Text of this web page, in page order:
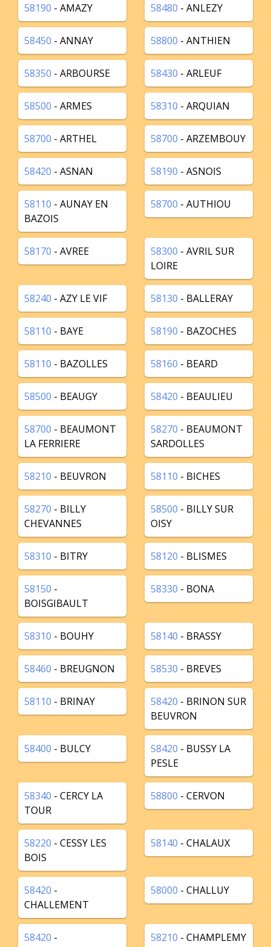
58190 - AMAZY 58480 - ANLEZY
58450 - ANNAY 58800 - ANTHIEN
58350 - ARBOURSE 58430 - ARLEUF
58500 - ARMES 58310 - ARQUIAN
58700 - ARTHEL 58700 - ARZEMBOUY
58420 - ASNAN 58190 - ASNOIS
58110 - AUNAY EN
BAZOIS
58700 - AUTHIOU
58170 - AVREE 58300 - AVRIL SUR
LOIRE
58240 - AZY LE VIF 58130 - BALLERAY
58110 - BAYE 58190 - BAZOCHES
58110 - BAZOLLES 58160 - BEARD
58500 - BEAUGY 58420 - BEAULIEU
58700 - BEAUMONT
LA FERRIERE
58270 - BEAUMONT
SARDOLLES
58210 - BEUVRON 58110 - BICHES
58270 - BILLY
CHEVANNES
58500 - BILLY SUR
OISY
58310 - BITRY 58120 - BLISMES
58150 -
BOISGIBAULT
58330 - BONA
58310 - BOUHY 58140 - BRASSY
58460 - BREUGNON 58530 - BREVES
58110 - BRINAY 58420 - BRINON SUR
BEUVRON
58400 - BULCY 58420 - BUSSY LA
PESLE
58340 - CERCY LA
TOUR
58800 - CERVON
58220 - CESSY LES
BOIS
58140 - CHALAUX
58420 -
CHALLEMENT
58000 - CHALLUY
58420 -
58210 - CHAMPLEMY